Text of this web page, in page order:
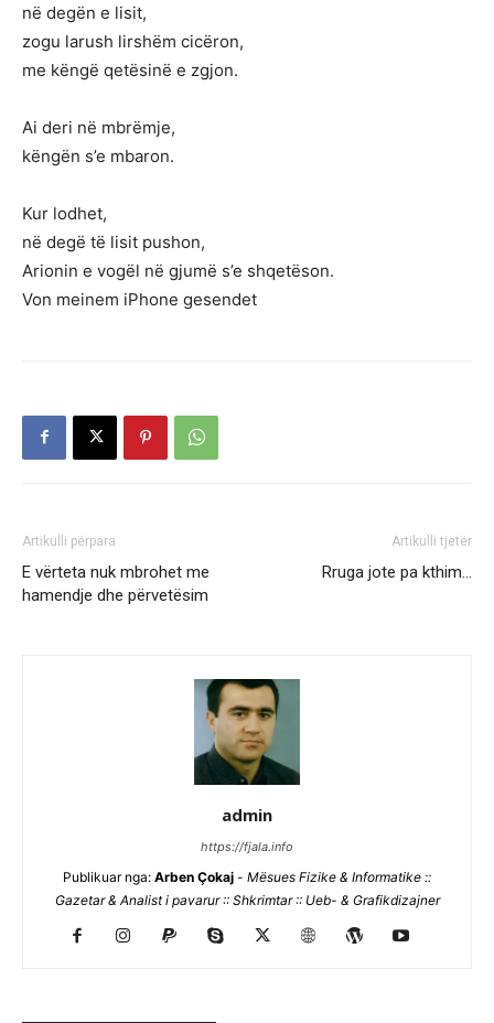
në degën e lisit,
zogu larush lirshëm cicëron,
me këngë qetësinë e zgjon.
Ai deri në mbrëmje,
këngën s’e mbaron.
Kur lodhet,
në degë të lisit pushon,
Arionin e vogël në gjumë s’e shqetëson.
Von meinem iPhone gesendet
Artikulli përpara
E vërteta nuk mbrohet me
hamendje dhe përvetësim
Artikulli tjetër
Rruga jote pa kthim…
admin
https://fjala.info
Publikuar nga: Arben Çokaj - Mësues Fizike & Informatike ::
Gazetar & Analist i pavarur :: Shkrimtar :: Ueb- & Grafikdizajner